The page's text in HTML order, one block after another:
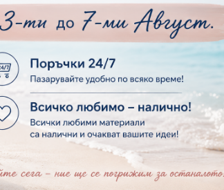
елементи
рамки
на български
орнаменти
Дипломиране и Завършване
Велкро
Силикон
Макраме
Макраме
Макраме
Макраме -
Опаковки
Мебелен